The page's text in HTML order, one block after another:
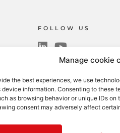
Manage cookie
the best experiences, we use
device information. Consenting to these
as browsing behavior or unique IDs on
consent may adversely affect
FOLLOW US
Recruitment